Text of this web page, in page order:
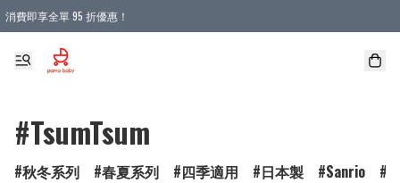
消費即享全單 95 折優惠！
購物滿 HKD 900.00即享免運費優惠！（適用於 本地送貨、本地取貨 )
#TsumTsum
秋冬系列 春夏系列 四季適用 日本製 Sanrio